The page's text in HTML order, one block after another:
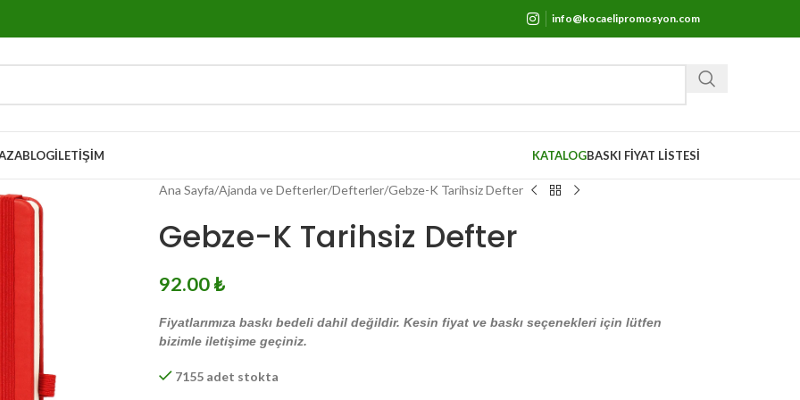
info@kocaelipromosyon.com
BLOGİLETIŞIM KATALOGBASKI FİYAT LİSTESİ
Ana Sayfa Ajanda ve Defterler Defterler Gebze-K Tarihsiz Defter
Gebze-K Tarihsiz Defter
92.00₺
Fiyatlarımıza baskı bedeli dahil değildir. Kesin fiyat ve baskı seçenekleri için lütfen
bizimle iletişime geçiniz.
7155 adet stokta